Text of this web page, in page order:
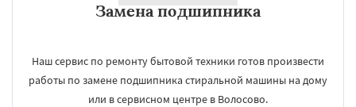
Замена подшипника
Наш сервис по ремонту бытовой техники готов произвести
работы по замене подшипника стиральной машины на дому
или в сервисном центре в Волосово.